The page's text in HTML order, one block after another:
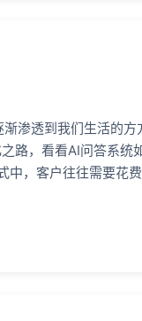
渗透到我们生活的方
路，看看AI问答系统
中，客户往往需要花